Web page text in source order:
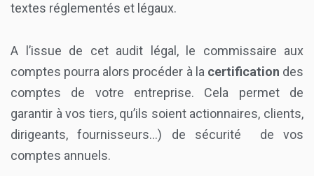
textes réglementés et légaux.
A l’issue de cet audit légal, le commissaire aux
comptes pourra alors procéder à la certification des
comptes de votre entreprise. Cela permet de
garantir à vos tiers, qu’ils soient actionnaires, clients,
dirigeants, fournisseurs…) de sécurité de vos
comptes annuels.